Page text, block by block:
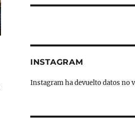
INSTAGRAM
Instagram ha devuelto datos no